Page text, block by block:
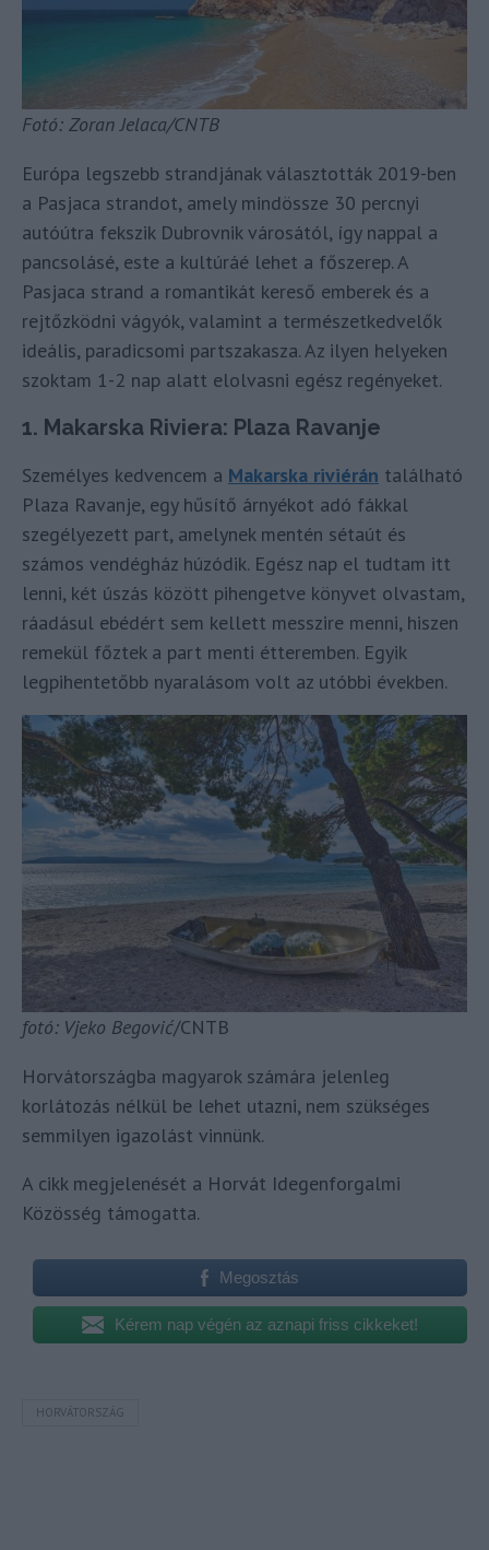
Fotó: Zoran Jelaca/CNTB
Európa legszebb strandjának választották 2019-ben
a Pasjaca strandot, amely mindössze 30 percnyi
autóútra fekszik Dubrovnik városától, így nappal a
pancsolásé, este a kultúráé lehet a főszerep. A
Pasjaca strand a romantikát kereső emberek és a
rejtőzködni vágyók, valamint a természetkedvelők
ideális, paradicsomi partszakasza. Az ilyen helyeken
szoktam 1-2 nap alatt elolvasni egész regényeket.
1. Makarska Riviera: Plaza Ravanje
Személyes kedvencem a Makarska riviérán található
Plaza Ravanje, egy hűsítő árnyékot adó fákkal
szegélyezett part, amelynek mentén sétaút és
számos vendégház húzódik. Egész nap el tudtam itt
lenni, két úszás között pihengetve könyvet olvastam,
ráadásul ebédért sem kellett messzire menni, hiszen
remekül főztek a part menti étteremben. Egyik
legpihentetőbb nyaralásom volt az utóbbi években.
fotó: Vjeko Begović/CNTB
Horvátországba magyarok számára jelenleg
korlátozás nélkül be lehet utazni, nem szükséges
semmilyen igazolást vinnünk.
A cikk megjelenését a Horvát Idegenforgalmi
Közösség támogatta.
Megosztás
Kérem nap végén az aznapi friss cikkeket!
HORVÁTORSZÁG